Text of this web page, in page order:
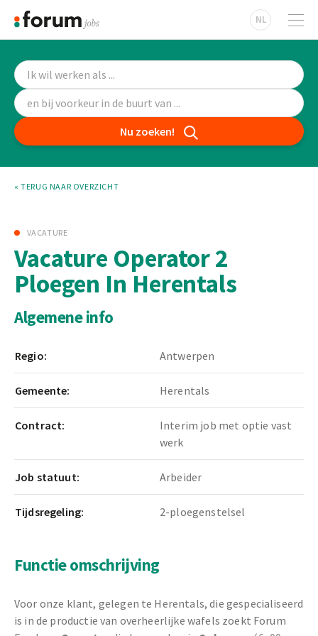
NL
Nu zoeken!
« TERUG NAAR OVERZICHT
VACATURE
Vacature Operator 2
Ploegen In Herentals
Algemene info
Regio: Antwerpen
Gemeente: Herentals
Contract:
Interim job met optie vast
werk
Job statuut: Arbeider
Tijdsregeling: 2-ploegenstelsel
Functie omschrijving
Voor onze klant, gelegen te Herentals, die gespecialiseerd
is in de productie van overheerlijke wafels zoekt Forum